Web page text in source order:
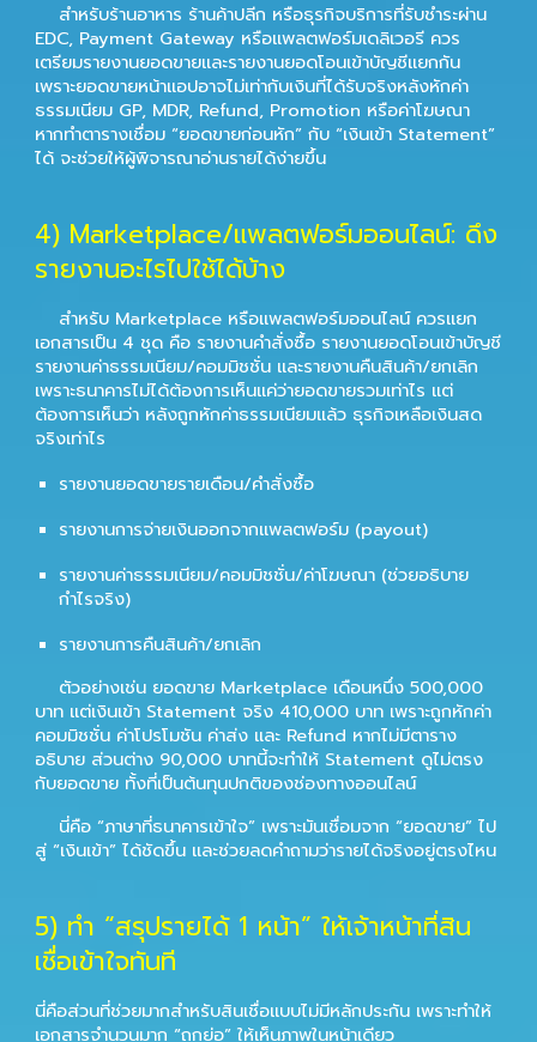
สำหรับร้านอาหาร ร้านค้าปลีก หรือธุรกิจบริการที่รับชำระผ่าน
EDC, Payment Gateway หรือแพลตฟอร์มเดลิเวอรี ควร
เตรียมรายงานยอดขายและรายงานยอดโอนเข้าบัญชีแยกกัน
เพราะยอดขายหน้าแอปอาจไม่เท่ากับเงินที่ได้รับจริงหลังหักค่า
ธรรมเนียม GP, MDR, Refund, Promotion หรือค่าโฆษณา
หากทำตารางเชื่อม “ยอดขายก่อนหัก” กับ “เงินเข้า Statement”
ได้ จะช่วยให้ผู้พิจารณาอ่านรายได้ง่ายขึ้น
4) Marketplace/แพลตฟอร์มออนไลน์: ดึง
รายงานอะไรไปใช้ได้บ้าง
สำหรับ Marketplace หรือแพลตฟอร์มออนไลน์ ควรแยก
เอกสารเป็น 4 ชุด คือ รายงานคำสั่งซื้อ รายงานยอดโอนเข้าบัญชี
รายงานค่าธรรมเนียม/คอมมิชชั่น และรายงานคืนสินค้า/ยกเลิก
เพราะธนาคารไม่ได้ต้องการเห็นแค่ว่ายอดขายรวมเท่าไร แต่
ต้องการเห็นว่า หลังถูกหักค่าธรรมเนียมแล้ว ธุรกิจเหลือเงินสด
จริงเท่าไร
รายงานยอดขายรายเดือน/คำสั่งซื้อ
รายงานการจ่ายเงินออกจากแพลตฟอร์ม (payout)
รายงานค่าธรรมเนียม/คอมมิชชั่น/ค่าโฆษณา (ช่วยอธิบาย
กำไรจริง)
รายงานการคืนสินค้า/ยกเลิก
ตัวอย่างเช่น ยอดขาย Marketplace เดือนหนึ่ง 500,000
บาท แต่เงินเข้า Statement จริง 410,000 บาท เพราะถูกหักค่า
คอมมิชชั่น ค่าโปรโมชัน ค่าส่ง และ Refund หากไม่มีตาราง
อธิบาย ส่วนต่าง 90,000 บาทนี้จะทำให้ Statement ดูไม่ตรง
กับยอดขาย ทั้งที่เป็นต้นทุนปกติของช่องทางออนไลน์
นี่คือ “ภาษาที่ธนาคารเข้าใจ” เพราะมันเชื่อมจาก “ยอดขาย” ไป
สู่ “เงินเข้า” ได้ชัดขึ้น และช่วยลดคำถามว่ารายได้จริงอยู่ตรงไหน
5) ทำ “สรุปรายได้ 1 หน้า” ให้เจ้าหน้าที่สิน
เชื่อเข้าใจทันที
นี่คือส่วนที่ช่วยมากสำหรับสินเชื่อแบบไม่มีหลักประกัน เพราะทำให้
เอกสารจำนวนมาก “ถูกย่อ” ให้เห็นภาพในหน้าเดียว